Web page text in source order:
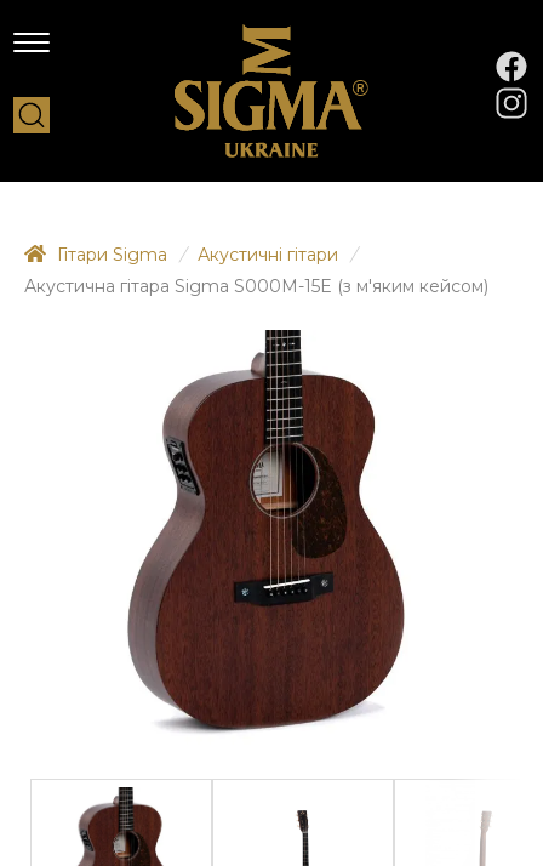
Гітари Sigma / Акустичні гітари
/
Акустична гітара Sigma S000M-15E (з м'яким кейсом)